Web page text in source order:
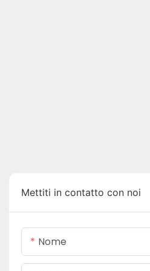
Mettiti in contatto con noi
Nome